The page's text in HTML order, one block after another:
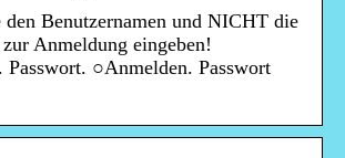
Benutzernamen und NICHT die
Anmeldung eingeben!
Passwort. ○Anmelden. Passwort